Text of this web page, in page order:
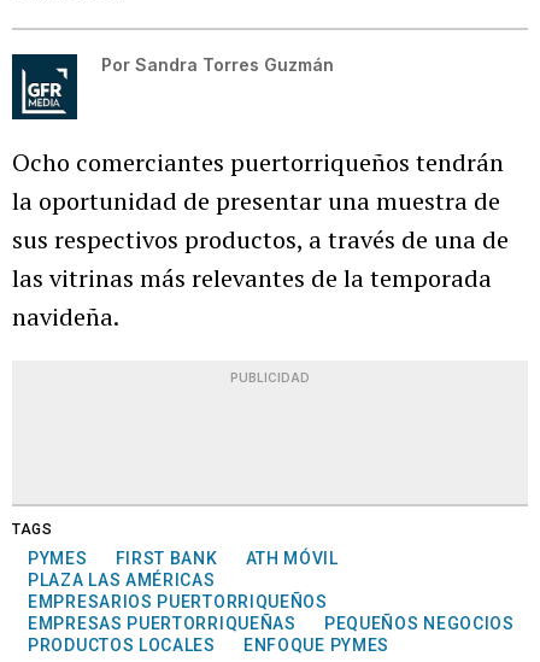
Por Sandra Torres Guzmán
Ocho comerciantes puertorriqueños tendrán
la oportunidad de presentar una muestra de
sus respectivos productos, a través de una de
las vitrinas más relevantes de la temporada
navideña.
PUBLICIDAD
TAGS
PYMES FIRST BANK
ATH MÓVIL
PLAZA LAS AMÉRICAS
EMPRESARIOS PUERTORRIQUEÑOS
EMPRESAS PUERTORRIQUEÑAS
PEQUEÑOS NEGOCIOS
PRODUCTOS LOCALES
ENFOQUE PYMES